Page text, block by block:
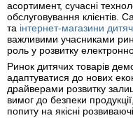
асортимент, сучасні
обслуговування клієнтів.
та інтернет-магазини
важливими учасниками
роль у розвитку
Ринок дитячих товарів
адаптуватися до нових
драйверами розвитку
вимог до безпеки
попиту на якісні